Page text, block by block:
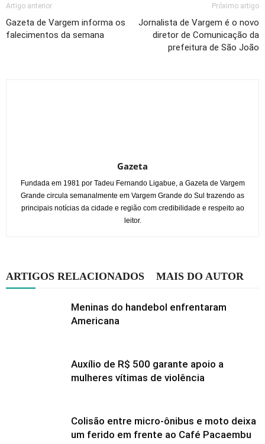
Artigo anterior
Gazeta de Vargem informa os
falecimentos da semana
Próximo artigo
Jornalista de Vargem é o novo
diretor de Comunicação da
prefeitura de São João
Gazeta
Fundada em 1981 por Tadeu Fernando Ligabue, a Gazeta de Vargem
Grande circula semanalmente em Vargem Grande do Sul trazendo as
principais notícias da cidade e região com credibilidade e respeito ao
leitor.
ARTIGOS RELACIONADOS MAIS DO AUTOR
Meninas do handebol enfrentaram
Americana
Auxílio de R$ 500 garante apoio a
mulheres vítimas de violência
Colisão entre micro-ônibus e moto deixa
um ferido em frente ao Café Pacaembu